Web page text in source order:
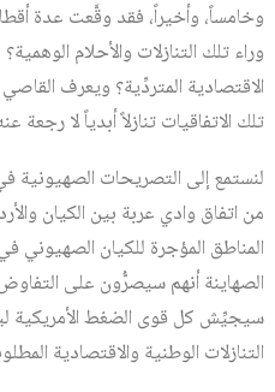
وخامساً، وأخيراً، فقد وقَّعت عدة
وراء تلك التنازلات والأحلام
الاقتصادية المتردِّية؟ ويعرف
تلك الاتفاقيات تنازلاً أبدياً لا
لنستمع إلى التصريحات الصهيونية
من اتفاق وادي عربة بين الكيان
المناطق المؤجرة للكيان
الصهاينة أنهم سيصرُّون على
سيجيِّش كل قوى الضغط الأمريكية
التنازلات الوطنية والاقتصادية